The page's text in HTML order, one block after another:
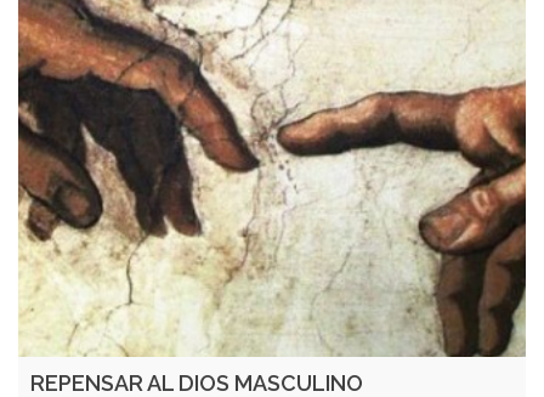
REPENSAR AL DIOS MASCULINO